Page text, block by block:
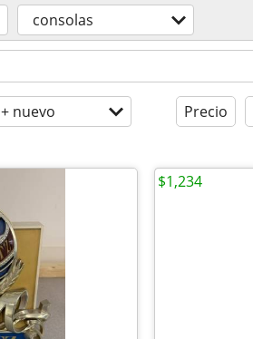
consolas
+ nuevo Precio
$1,234